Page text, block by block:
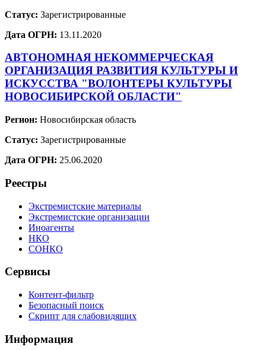
Статус: Зарегистрированные
Дата ОГРН: 13.11.2020
АВТОНОМНАЯ НЕКОММЕРЧЕСКАЯ
ОРГАНИЗАЦИЯ РАЗВИТИЯ КУЛЬТУРЫ И
ИСКУССТВА "ВОЛОНТЕРЫ КУЛЬТУРЫ
НОВОСИБИРСКОЙ ОБЛАСТИ"
Регион: Новосибирская область
Статус: Зарегистрированные
Дата ОГРН: 25.06.2020
Реестры
Экстремистские материалы
Экстремистские организации
Иноагенты
НКО
СОНКО
Сервисы
Контент-фильтр
Безопасный поиск
Скрипт для слабовидящих
Информация